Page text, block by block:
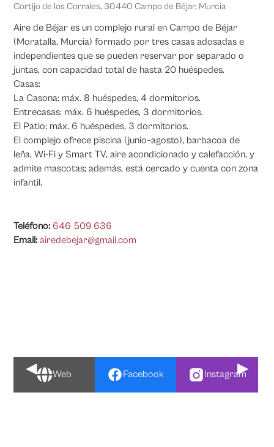
Cortijo de los Corrales, 30440 Campo de Béjar, Murcia
Aire de Béjar es un complejo rural en Campo de Béjar
(Moratalla, Murcia) formado por tres casas adosadas e
independientes que se pueden reservar por separado o
juntas, con capacidad total de hasta 20 huéspedes.
Casas:
La Casona: máx. 8 huéspedes, 4 dormitorios.
Entrecasas: máx. 6 huéspedes, 3 dormitorios.
El Patio: máx. 6 huéspedes, 3 dormitorios.
El complejo ofrece piscina (junio–agosto), barbacoa de
leña, Wi-Fi y Smart TV, aire acondicionado y calefacción, y
admite mascotas; además, está cercado y cuenta con zona
infantil.
Teléfono: 646 509 636
Email: airedebejar@gmail.com
◀ ▶
Web Facebook Instagram